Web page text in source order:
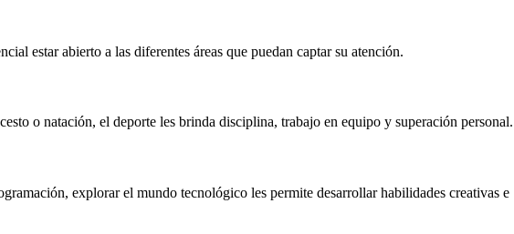
estar abierto a las diferentes áreas que puedan captar su atención.
o natación, el deporte les brinda disciplina, trabajo en equipo y superación personal.
explorar el mundo tecnológico les permite desarrollar habilidades creativas e